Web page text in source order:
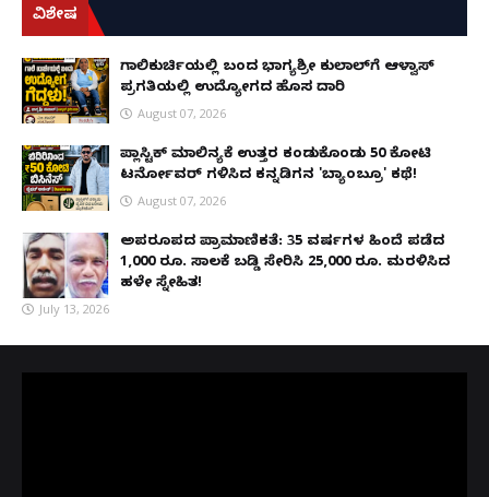
ವಿಶೇಷ
ಗಾಲಿಕುರ್ಚಿಯಲ್ಲಿ ಬಂದ ಭಾಗ್ಯಶ್ರೀ ಕುಲಾಲ್‌ಗೆ ಆಳ್ವಾಸ್
ಪ್ರಗತಿಯಲ್ಲಿ ಉದ್ಯೋಗದ ಹೊಸ ದಾರಿ
August 07, 2026
ಪ್ಲಾಸ್ಟಿಕ್ ಮಾಲಿನ್ಯಕ್ಕೆ ಉತ್ತರ ಕಂಡುಕೊಂಡು ₹50 ಕೋಟಿ
ಟರ್ನೋವರ್ ಗಳಿಸಿದ ಕನ್ನಡಿಗನ 'ಬ್ಯಾಂಬ್ರೂ' ಕಥೆ!
August 07, 2026
ಅಪರೂಪದ ಪ್ರಾಮಾಣಿಕತೆ: 35 ವರ್ಷಗಳ ಹಿಂದೆ ಪಡೆದ
1,000 ರೂ. ಸಾಲಕ್ಕೆ ಬಡ್ಡಿ ಸೇರಿಸಿ 25,000 ರೂ. ಮರಳಿಸಿದ
ಹಳೇ ಸ್ನೇಹಿತ!
July 13, 2026